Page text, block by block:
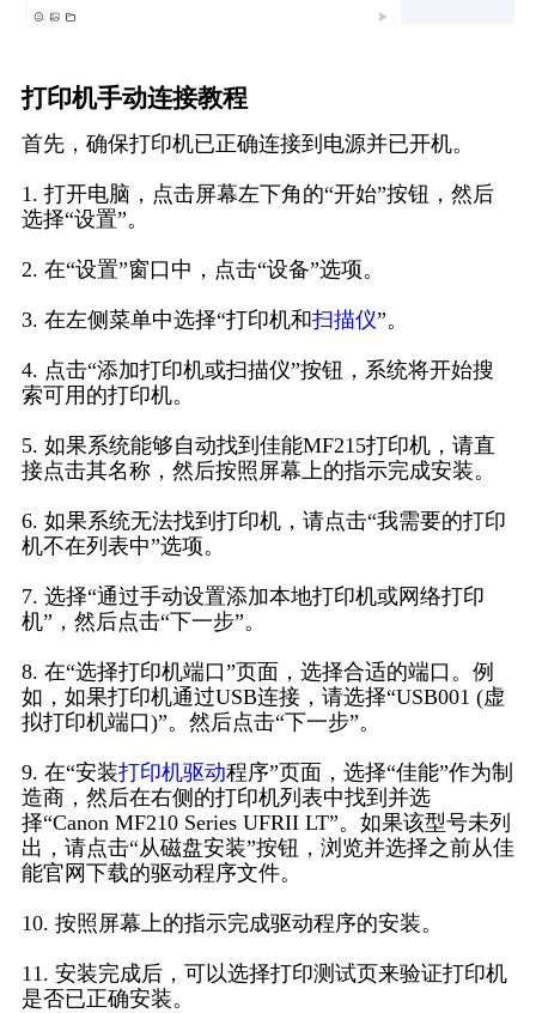
打印机手动连接教程
首先，确保打印机已正确连接到电源并已开机。
1. 打开电脑，点击屏幕左下角的“开始”按钮，然后
选择“设置”。
2. 在“设置”窗口中，点击“设备”选项。
3. 在左侧菜单中选择“打印机和扫描仪”。
4. 点击“添加打印机或扫描仪”按钮，系统将开始搜
索可用的打印机。
5. 如果系统能够自动找到佳能MF215打印机，请直
接点击其名称，然后按照屏幕上的指示完成安装。
6. 如果系统无法找到打印机，请点击“我需要的打印
机不在列表中”选项。
7. 选择“通过手动设置添加本地打印机或网络打印
机”，然后点击“下一步”。
8. 在“选择打印机端口”页面，选择合适的端口。例
如，如果打印机通过USB连接，请选择“USB001 (虚
拟打印机端口)”。然后点击“下一步”。
9. 在“安装打印机驱动程序”页面，选择“佳能”作为制
造商，然后在右侧的打印机列表中找到并选
择“Canon MF210 Series UFRII LT”。如果该型号未列
出，请点击“从磁盘安装”按钮，浏览并选择之前从佳
能官网下载的驱动程序文件。
10. 按照屏幕上的指示完成驱动程序的安装。
11. 安装完成后，可以选择打印测试页来验证打印机
是否已正确安装。